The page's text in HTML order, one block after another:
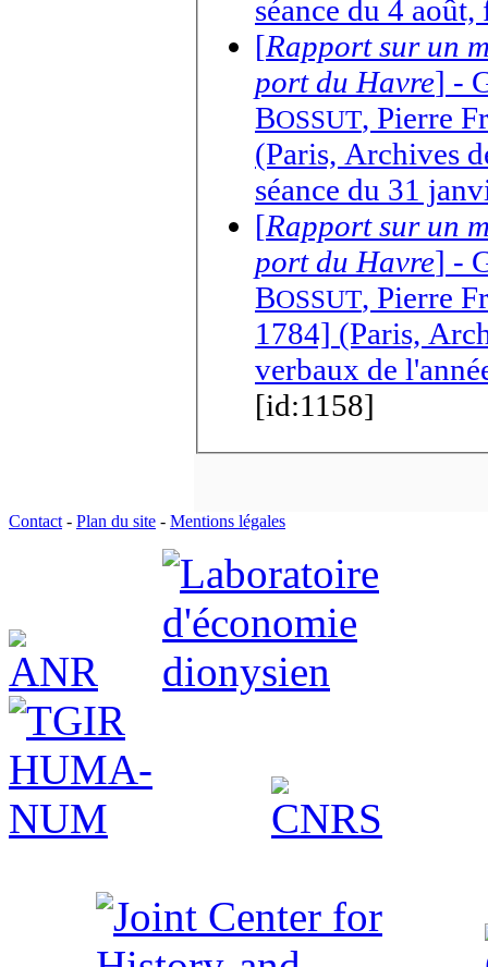
séance du 4
[Rapport sur un
port du Havre] -
BOSSUT, Pierre
(Paris, Archives
séance du 31
[Rapport sur un
port du Havre] -
BOSSUT, Pierre
1784] (Paris,
verbaux de
[id:1158]
Contact- Plan du site - Mentions légales